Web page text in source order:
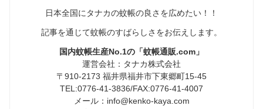
日本全国にタナカの蚊帳の良さを広めたい！！
記事を通じて蚊帳のすばらしさをお伝えします。
国内蚊帳生産No.1の「蚊帳通販.com」
運営会社：タナカ株式会社
〒910-2173 福井県福井市下東郷町15-45
TEL:0776-41-3836/FAX:0776-41-4007
メール：info@kenko-kaya.com